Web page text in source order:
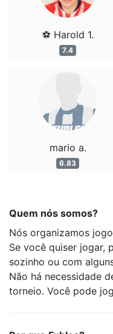
⚽ Harold 1.
7.4
mario a.
6.83
Quem nós somos?
Nós organizamos
Se você quiser jogar,
sozinho ou com
Não há necessidade
torneio. Você pode